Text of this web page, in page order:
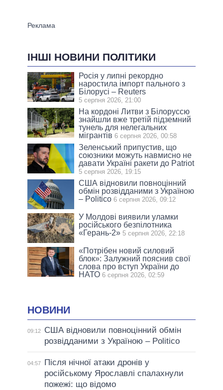
ІНШІ НОВИНИ ПОЛІТИКИ
Росія у липні рекордно
наростила імпорт пального з
Білорусі – Reuters
5 серпня 2026, 21:00
На кордоні Литви з Білоруссю
знайшли вже третій підземний
тунель для нелегальних
мігрантів 6 серпня 2026, 00:58
Зеленський припустив, що
союзники можуть навмисно не
давати Україні ракети до Patriot
5 серпня 2026, 19:15
США відновили повноцінний
обмін розвідданими з Україною
– Politico 6 серпня 2026, 09:12
У Молдові виявили уламки
російського безпілотника
«Герань-2» 5 серпня 2026, 22:18
«Потрібен новий силовий
блок»: Залужний пояснив свої
слова про вступ України до
НАТО 6 серпня 2026, 02:59
НОВИНИ
09:12
США відновили повноцінний обмін
розвідданими з Україною – Politico
04:57
Після нічної атаки дронів у
російському Ярославлі спалахнули
пожежі: що відомо